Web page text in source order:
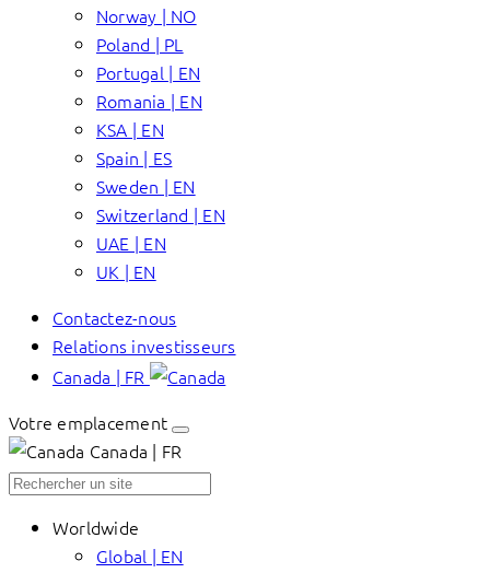
Norway | NO
Poland | PL
Portugal | EN
Romania | EN
KSA | EN
Spain | ES
Sweden | EN
Switzerland | EN
UAE | EN
UK | EN
Contactez-nous
Relations investisseurs
Canada | FR
Votre emplacement
Canada | FR
Worldwide
Global | EN